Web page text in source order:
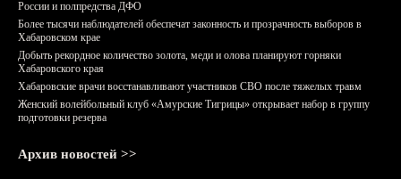
России и полпредства ДФО
Более тысячи наблюдателей обеспечат законность и прозрачность выборов в
Хабаровском крае
Добыть рекордное количество золота, меди и олова планируют горняки
Хабаровского края
Хабаровские врачи восстанавливают участников СВО после тяжелых травм
Женский волейбольный клуб «Амурские Тигрицы» открывает набор в группу
подготовки резерва
Архив новостей >>